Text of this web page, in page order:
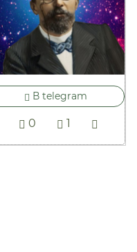
В telegram
0 1